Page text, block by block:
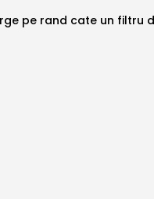
pe rand cate un